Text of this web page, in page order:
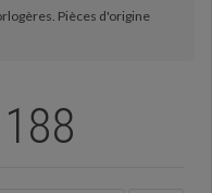
Pièces d'origine